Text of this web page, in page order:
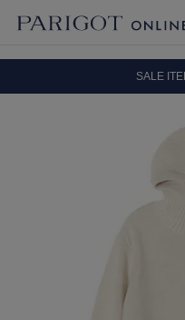
SALE
8.5 wedに会員プロ